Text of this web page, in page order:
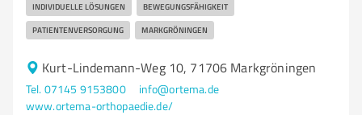
INDIVIDUELLE LÖSUNGEN BEWEGUNGSFÄHIGKEIT
PATIENTENVERSORGUNG MARKGRÖNINGEN
Kurt-Lindemann-Weg 10, 71706 Markgröningen
Tel. 07145 9153800
info@ortema.de
www.ortema-orthopaedie.de/